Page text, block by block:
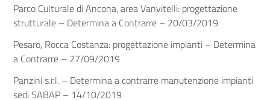
Parco Culturale di Ancona, area Vanvitelli: progettazione
strutturale – Determina a Contrarre – 20/03/2019
Pesaro, Rocca Costanza: progettazione impianti – Determina
a Contrarre – 27/09/2019
Panzini s.r.l. – Determina a contrarre manutenzione impianti
sedi SABAP – 14/10/2019